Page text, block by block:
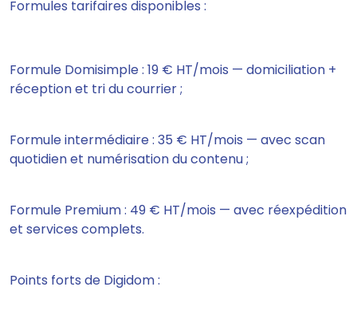
Formules tarifaires disponibles :
Formule Domisimple : 19 € HT/mois — domiciliation +
réception et tri du courrier ;
Formule intermédiaire : 35 € HT/mois — avec scan
quotidien et numérisation du contenu ;
Formule Premium : 49 € HT/mois — avec réexpédition
et services complets.
Points forts de Digidom :